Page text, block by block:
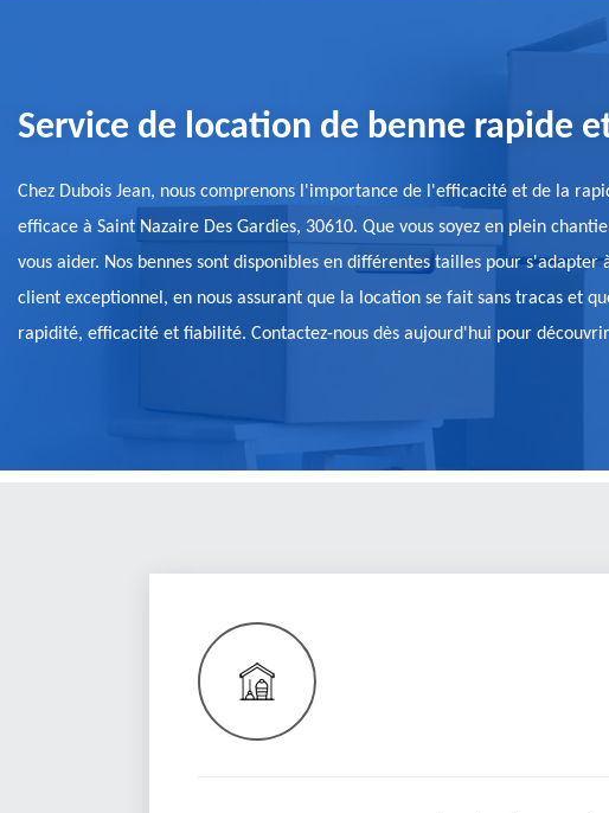
Service de location de benne rapide
Chez Dubois Jean, nous comprenons l'importance de l'efficacité et de la
efficace à Saint Nazaire Des Gardies, 30610. Que vous soyez en plein
vous aider. Nos bennes sont disponibles en différentes tailles pour
client exceptionnel, en nous assurant que la location se fait sans tracas et
rapidité, efficacité et fiabilité. Contactez-nous dès aujourd'hui pour